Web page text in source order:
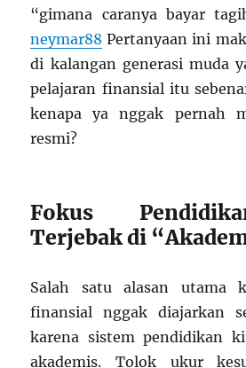
“gimana caranya bayar
neymar88 Pertanyaan ini
di kalangan generasi muda
pelajaran finansial itu
kenapa ya nggak pernah
resmi?
Fokus
Terjebak di
Salah satu alasan utama
finansial nggak diajarkan
karena sistem pendidikan
akademis. Tolok ukur